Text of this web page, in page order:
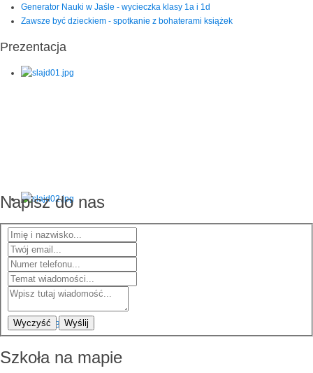
Generator Nauki w Jaśle - wycieczka klasy 1a i 1d
Zawsze być dzieckiem - spotkanie z bohaterami książek
Prezentacja
Napisz do nas
Wyczyść Wyślij
Szkoła na mapie